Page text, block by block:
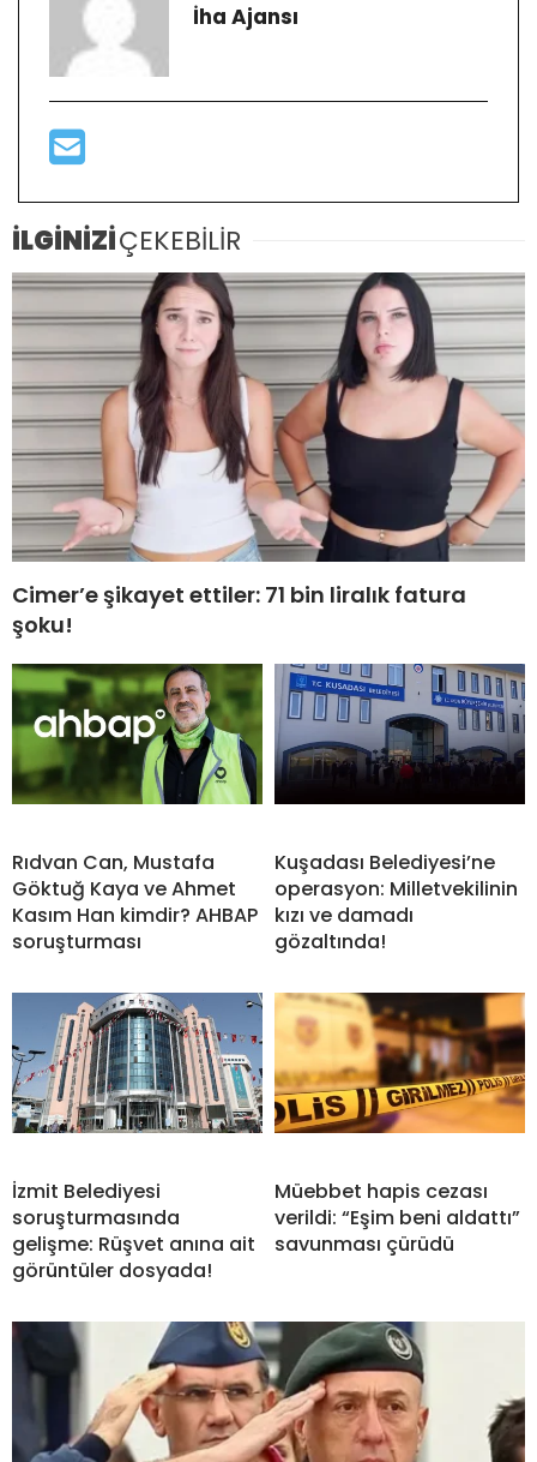
İha Ajansı
İLGİNİZİÇEKEBİLİR
Cimer’e şikayet ettiler: 71 bin liralık fatura
şoku!
Rıdvan Can, Mustafa
Göktuğ Kaya ve Ahmet
Kasım Han kimdir? AHBAP
soruşturması
Kuşadası Belediyesi’ne
operasyon: Milletvekilinin
kızı ve damadı
gözaltında!
İzmit Belediyesi
soruşturmasında
gelişme: Rüşvet anına ait
görüntüler dosyada!
Müebbet hapis cezası
verildi: “Eşim beni aldattı”
savunması çürüdü